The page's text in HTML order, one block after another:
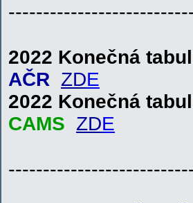
2022 Konečná
AČR ZDE
2022 Konečná
CAMS ZDE